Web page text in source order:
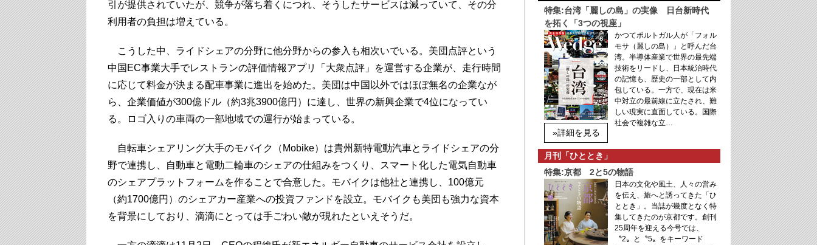
引が提供されていたが、競争が落ち着くにつれ、そうしたサービスは減っていて、その分
利用者の負担は増えている。
こうした中、ライドシェアの分野に他分野からの参入も相次いでいる。美団点評という
中国EC事業大手でレストランの評価情報アプリ「大衆点評」を運営する企業が、走行時間
に応じて料金が決まる配車事業に進出を始めた。美団は中国以外ではほぼ無名の企業なが
ら、企業価値が300億ドル（約3兆3900億円）に達し、世界の新興企業で4位になってい
る。ロゴ入りの車両の一部地域での運行が始まっている。
自転車シェアリング大手のモバイク（Mobike）は貴州新特電動汽車とライドシェアの分
野で連携し、自動車と電動二輪車のシェアの仕組みをつくり、スマート化した電気自動車
のシェアプラットフォームを作ることで合意した。モバイクは他社と連携し、100億元
（約1700億円）のシェアカー産業への投資ファンドを設立。モバイクも美団も強力な資本
を背景にしており、滴滴にとっては手ごわい敵が現れたといえそうだ。
特集:台湾「麗しの島」の実像 日台新時代
を拓く「3つの視座」
»詳細を見る
かつてポルトガル人が「フォル
モサ（麗しの島）」と呼んだ台
湾。半導体産業で世界の最先端
技術をリードし、日本統治時代
の記憶も、歴史の一部として内
包している。一方で、現在は米
中対立の最前線に立たされ、難
しい現実に直面している。国際
社会で複雑な立…
月刊「ひととき」
特集:京都 2と5の物語
日本の文化や風土、人々の営み
を伝え、旅へと誘ってきた「ひ
ととき」。当誌が幾度となく特
集してきたのが京都です。創刊
25周年を迎える今号では、
〝2〟と〝5〟をキーワード